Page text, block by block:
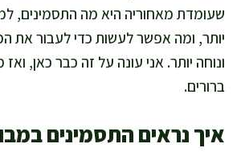
שעומדת מאחוריה היא מה התסמינים,
יותר, ומה אפשר לעשות כדי לעבור את
ונוחה יותר. אני עונה על זה כבר כאן,
ברורים.
איך נראים התסמינים